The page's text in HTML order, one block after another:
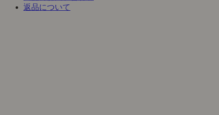
返品について